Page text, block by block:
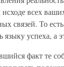
всех
связей. То
языку успеха, а
факт те